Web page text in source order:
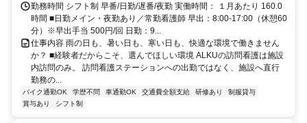
勤務時間 シフト制 早番/日勤/遅番/夜勤 実働時間： １月あたり 160.0
時間 ■日勤メイン・夜勤あり／常勤看護師 早出：8:00-17:00（休憩60
分）※早出手当 500円/回 日勤：9...
仕事内容 雨の日も、暑い日も、寒い日も、快適な環境で働きません
か？ ■経験者だからこそ、選んでほしい環境 ALKUの訪問看護は施設
内訪問のみ。 訪問看護ステーションへの出勤ではなく、施設へ直行
勤務の...
バイク通勤OK 学歴不問 車通勤OK 交通費全額支給 研修あり
制服貸与
賞与あり
シフト制